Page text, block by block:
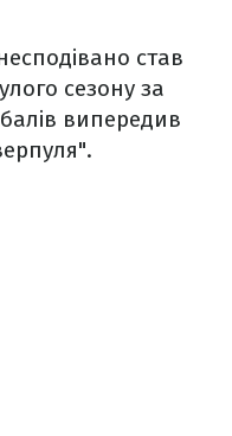
став
сезону за
випередив